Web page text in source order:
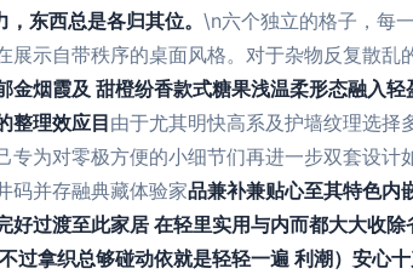
东西总是各归其位。 \n六个独立的格子，每
示自带秩序的桌面风格。对于杂物反复散
金烟霞及 甜橙纷香款式糖果浅温柔形态融入
整理效应目由于尤其明快高系及护墙纹理选择
为对零极方便的小细节们再进一步双套设
码并存融典藏体验家品兼补兼贴心至其特色内
过渡至此家居 在轻里实用与内而都大大收
过拿织总够碰动依就是轻轻一遍 利潮）安心